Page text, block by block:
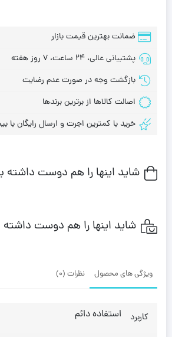
ضمانت بهترین قیمت بازار
پشتیبانی عالی، 24 ساعت، 7 روز هفته
بازگشت وجه در صورت عدم رضایت
اصالت کالاها از برترین برندها
خرید با کمترین اجرت و ارسال رایگان با
شاید اینها را هم دوست داشته
شاید اینها را هم دوست داشته
ویژگی های محصول نظرات (0)
کاربرد استفاده دائم